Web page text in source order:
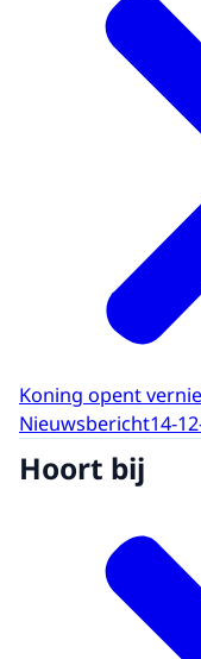
Koning opent
Nieuwsbericht14-
Hoort bij